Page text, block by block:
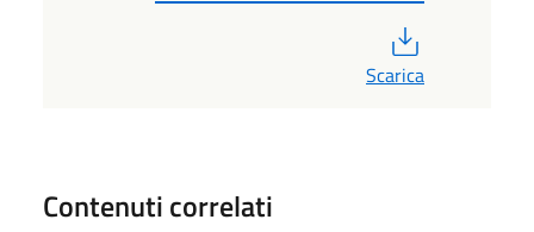
Scarica
Contenuti correlati